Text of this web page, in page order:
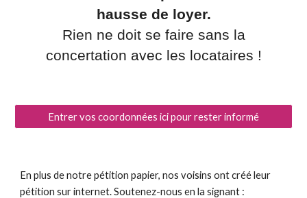
hausse de loyer.
Rien ne doit se faire sans la
concertation avec les locataires !
Entrer vos coordonnées ici pour rester informé
En plus de notre pétition papier, nos voisins ont créé leur
pétition sur internet. Soutenez-nous en la signant :